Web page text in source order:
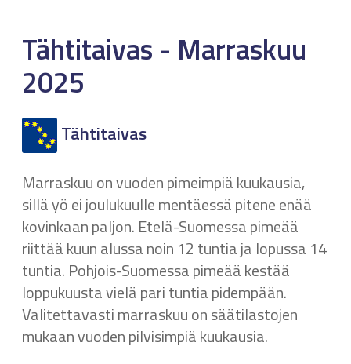
Tähtitaivas - Marraskuu
2025
Tähtitaivas
Marraskuu on vuoden pimeimpiä kuukausia,
sillä yö ei joulukuulle mentäessä pitene enää
kovinkaan paljon. Etelä-Suomessa pimeää
riittää kuun alussa noin 12 tuntia ja lopussa 14
tuntia. Pohjois-Suomessa pimeää kestää
loppukuusta vielä pari tuntia pidempään.
Valitettavasti marraskuu on säätilastojen
mukaan vuoden pilvisimpiä kuukausia.